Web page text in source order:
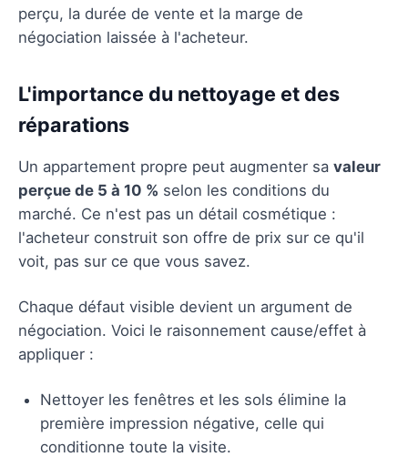
perçu, la durée de vente et la marge de
négociation laissée à l'acheteur.
L'importance du nettoyage et des
réparations
Un appartement propre peut augmenter sa valeur
perçue de 5 à 10 % selon les conditions du
marché. Ce n'est pas un détail cosmétique :
l'acheteur construit son offre de prix sur ce qu'il
voit, pas sur ce que vous savez.
Chaque défaut visible devient un argument de
négociation. Voici le raisonnement cause/effet à
appliquer :
Nettoyer les fenêtres et les sols élimine la
première impression négative, celle qui
conditionne toute la visite.